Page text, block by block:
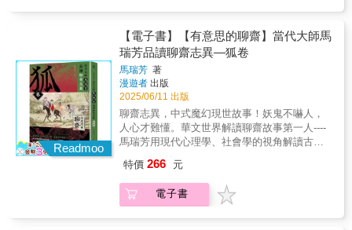
思想，也有深刻的哲學思考跟社會批判。也可
以說，蒲松齡創造了最早的「吸引力法則」，
「幻由人生」，只要你對生活中的美好事物熱
切盼望，執著追求，你所期望的就有可能在你
面前出現。《種梨》說的是，小氣者捨不得施
捨一隻梨，結果失去的整車梨的寓言故事。
《勞山道士》聊齋名篇。「恐嬌惰不能作
苦」，借精巧故事說「懶惰取巧必碰壁」的人
生哲理。《羅剎海市》美男子的海外奇遇記，
遭遇：醜為美、邪為善、貪為德、賢為罪，用
覆所有志怪故事，孫生情癡，離魂化做鸚鵡追
求心愛美女，把傳統小說中女性只能被動等待
男子的故事筆法，寫成了新的傳奇。
權，為什麼她們的愛，更自由、更坦蕩？◆妖
比人更守承諾、更懂情感價值的動物精怪！馬
瑞芳品讀聊齋志異，共五卷。將聊齋志異的491
篇故事，精選120個故事，分成【鬼、狐、妖、
神、人】五個主題。《鬼卷》解讀鬼與鬼、人
與鬼之間新奇有趣又變幻莫測的故事；《狐
卷》展現了狐女、狐叟、狐書生等一系列生動
傳神的狐狸精形象；《妖卷》剖析了一系列幻
化成人形的妖，以及自然界的生靈成精後與人
仙形象，講述了人與神仙、人置身於仙境的奇
妙經歷；《人卷》描繪了平凡塵世間各種匪夷
所思的奇人異事與百姓非比尋常的生活經歷。
【本套書特色】1.打破以往閱讀方式，從鬼、
狐、妖、神、人五大主題，全新的角度解讀聊
齋志異》。始終考不上舉人的蒲松齡，在西舖
畢家當私塾老師的時候，把他對現實生活的種
種感懷，藉由神鬼妖狐之口，講各種人世真
實，各種苦悶徬徨以及各種人生智慧，寫成了
《聊齋志異》。「寫鬼寫妖高人一等，刺貪刺
虐入骨三分。」這是大多數古人讀聊齋的感
想。但《聊齋》不只是經典名著，它也是幾百
年前的「黑鏡」、「戀愛實境秀」、「人性觀
察劇」，妖鬼不嚇人，人心才難懂鬼狐妖都來
了：用聊齋打開現代人的內心劇場◆做聊齋鬼
人鬼戀、報恩鬼、考試鬼，鬼場現形！◆狐狸
精不是壞女人：看見女力、慾望與愛的主導
權，為什麼她們的愛，更自由、更坦蕩？◆妖
Readmoo
【電子書】【有意思的聊齋】當代大師馬
瑞芳品讀聊齋志異—狐卷
馬瑞芳 著
漫遊者 出版
2025/06/11 出版
聊齋志異，中式魔幻現世故事！妖鬼不嚇人，
人心才難懂。華文世界解讀聊齋故事第一人----
馬瑞芳用現代心理學、社會學的視角解讀古代
寄託的希望與恐懼、不能明說的苦悶與愛怨。
阿根廷大作家波赫士，日本文豪芥川龍之介，
諾貝爾文學獎得主莫言，寫紅樓夢的曹雪芹，
特價 266 元
電子書